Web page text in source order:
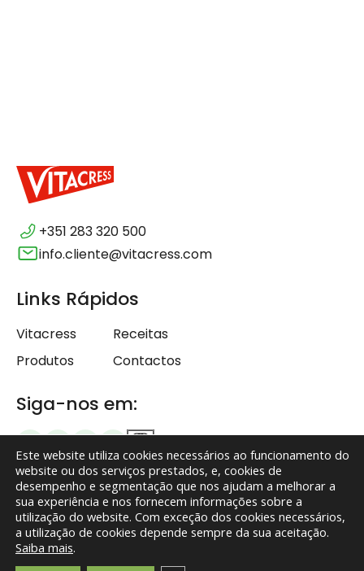
+351 283 320 500
info.cliente@vitacress.com
Links Rápidos
Vitacress
Receitas
Produtos
Contactos
Siga-nos em:
Termos e Condições
Política de Privacidade
Isenção de responsabilidade
Este website utiliza cookies necessários ao funcionamento do
website ou dos serviços prestados, e, cookies de
desempenho e segmentação que nos ajudam a melhorar a
sua experiência e nos fornecem informações sobre a
utilização do website. Com exceção dos cookies necessários,
a utilização de cookies depende sempre da sua aceitação.
Saiba mais.